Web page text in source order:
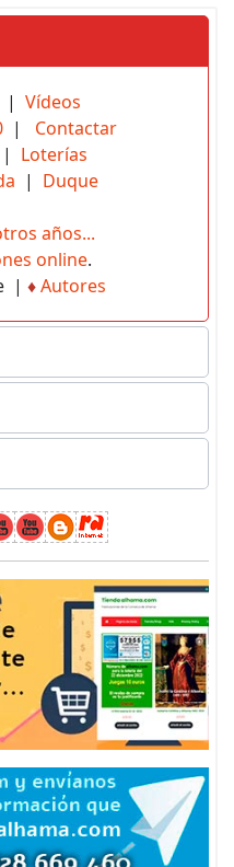
| Vídeos
| Contactar
| Loterías
| Duque
años...
online.
| ♦Autores